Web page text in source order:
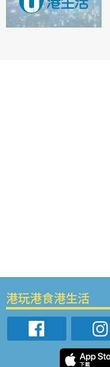
港玩港食港生活